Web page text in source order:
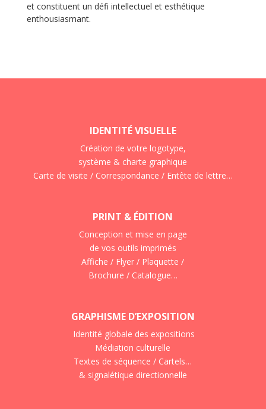
et constituent un défi intellectuel et esthétique
enthousiasmant.
IDENTITÉ VISUELLE
Création de votre logotype,
système & charte graphique
Carte de visite / Correspondance / Entête de lettre…
PRINT & ÉDITION
Conception et mise en page
de vos outils imprimés
Affiche / Flyer / Plaquette /
Brochure / Catalogue…
GRAPHISME D’EXPOSITION
Identité globale des expositions
Médiation culturelle
Textes de séquence / Cartels…
& signalétique directionnelle